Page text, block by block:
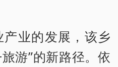
业的发展，该乡
游”的新路径。依